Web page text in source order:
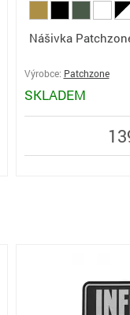
Nášivka
Výrobce: Patchzone
SKLADEM